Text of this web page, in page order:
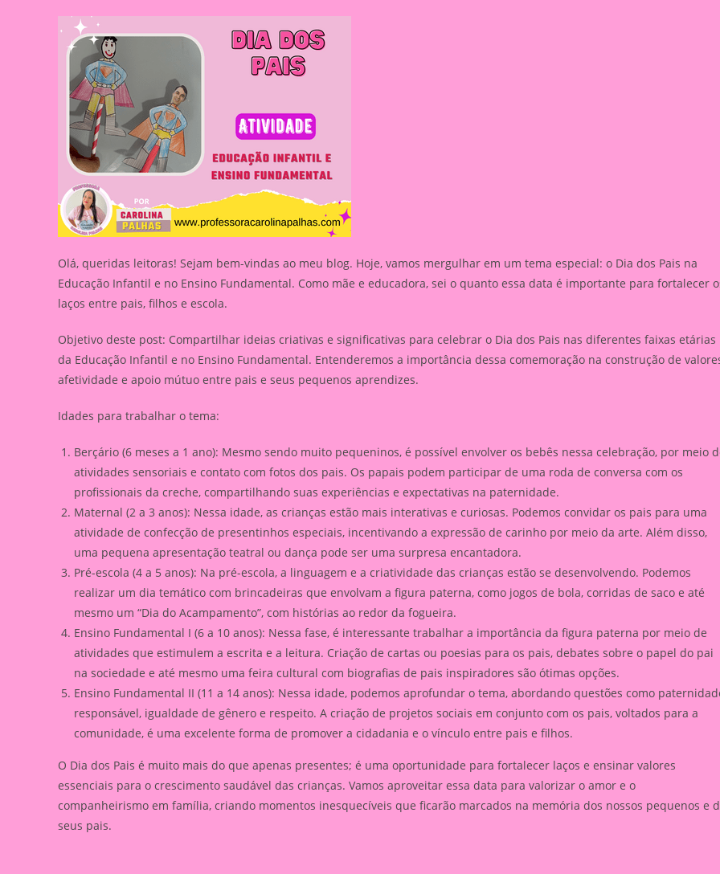
Olá, queridas leitoras! Sejam bem-vindas ao meu blog. Hoje, vamos mergulhar em um tema especial: o Dia dos Pais na
Educação Infantil e no Ensino Fundamental. Como mãe e educadora, sei o quanto essa data é importante para fortalecer
laços entre pais, filhos e escola.
Objetivo deste post: Compartilhar ideias criativas e significativas para celebrar o Dia dos Pais nas diferentes faixas etárias
da Educação Infantil e no Ensino Fundamental. Entenderemos a importância dessa comemoração na construção de
afetividade e apoio mútuo entre pais e seus pequenos aprendizes.
Idades para trabalhar o tema:
Berçário (6 meses a 1 ano): Mesmo sendo muito pequeninos, é possível envolver os bebês nessa celebração, por meio
atividades sensoriais e contato com fotos dos pais. Os papais podem participar de uma roda de conversa com os
profissionais da creche, compartilhando suas experiências e expectativas na paternidade.
Maternal (2 a 3 anos): Nessa idade, as crianças estão mais interativas e curiosas. Podemos convidar os pais para uma
atividade de confecção de presentinhos especiais, incentivando a expressão de carinho por meio da arte. Além disso,
uma pequena apresentação teatral ou dança pode ser uma surpresa encantadora.
Pré-escola (4 a 5 anos): Na pré-escola, a linguagem e a criatividade das crianças estão se desenvolvendo. Podemos
realizar um dia temático com brincadeiras que envolvam a figura paterna, como jogos de bola, corridas de saco e até
mesmo um “Dia do Acampamento”, com histórias ao redor da fogueira.
Ensino Fundamental I (6 a 10 anos): Nessa fase, é interessante trabalhar a importância da figura paterna por meio de
atividades que estimulem a escrita e a leitura. Criação de cartas ou poesias para os pais, debates sobre o papel do pai
na sociedade e até mesmo uma feira cultural com biografias de pais inspiradores são ótimas opções.
Ensino Fundamental II (11 a 14 anos): Nessa idade, podemos aprofundar o tema, abordando questões como
responsável, igualdade de gênero e respeito. A criação de projetos sociais em conjunto com os pais, voltados para a
comunidade, é uma excelente forma de promover a cidadania e o vínculo entre pais e filhos.
O Dia dos Pais é muito mais do que apenas presentes; é uma oportunidade para fortalecer laços e ensinar valores
essenciais para o crescimento saudável das crianças. Vamos aproveitar essa data para valorizar o amor e o
companheirismo em família, criando momentos inesquecíveis que ficarão marcados na memória dos nossos pequenos e
seus pais.